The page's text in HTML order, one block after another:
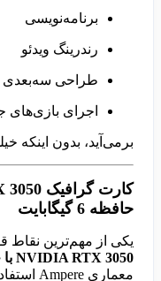
برنامه‌نویسی
رندرینگ ویدئو
طراحی سه‌بعدی
اجرای بازی‌های
برمی‌آید، بدون اینکه
حافظه 6 گیگابایت
یکی از مهم‌ترین نقاط
NVIDIA RTX 3050 با حافظه 6GB
معماری Ampere استفاده می‌کند و از فناوری‌هایی مثل